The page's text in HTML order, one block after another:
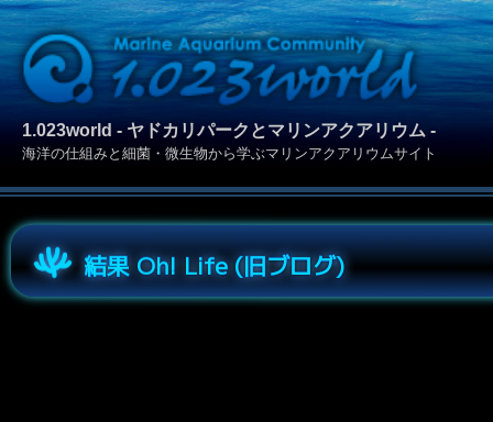
1.023world - ヤドカリパークとマリンアクアリウム -
海洋の仕組みと細菌・微生物から学ぶマリンアクアリウムサイト
結果 Oh! Life (旧ブログ)